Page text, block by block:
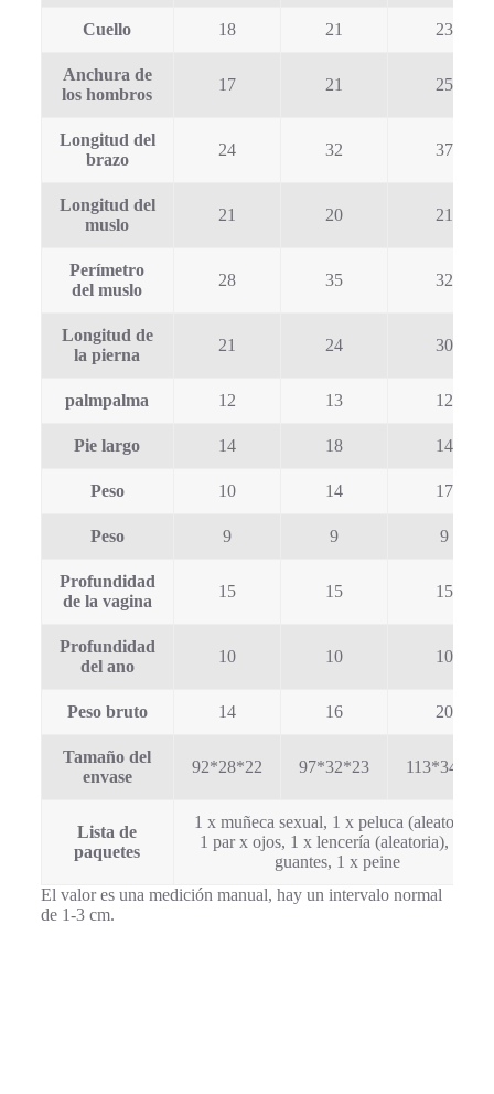
Cuello 18 21 23
Anchura de
los hombros
17 21 25
Longitud del
brazo
24 32 37
Longitud del
muslo
21 20 21
Perímetro
del muslo
28 35 32
Longitud de
la pierna
21 24 30
palmpalma 12 13 12
Pie largo 14 18 14
Peso 10 14 17
Peso 9 9 9
Profundidad
de la vagina
15 15 15
Profundidad
del ano
10 10 10
Peso bruto 14 16 20
Tamaño del
envase
92*28*22 97*32*23 113*34*26
Lista de
paquetes
1 x muñeca sexual, 1 x peluca (aleatoria),
1 par x ojos, 1 x lencería (aleatoria), 1 x
guantes, 1 x peine
El valor es una medición manual, hay un intervalo normal
de 1-3 cm.